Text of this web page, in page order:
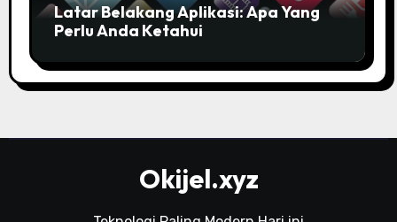
Latar Belakang Aplikasi: Apa Yang
Perlu Anda Ketahui
Okijel.xyz